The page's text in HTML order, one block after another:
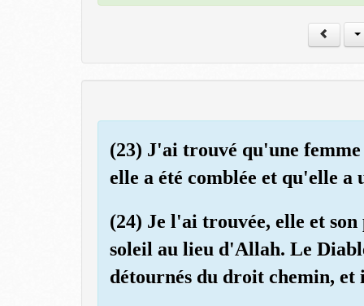
(23) J'ai trouvé qu'une
elle a été comblée et qu'elle
(24) Je l'ai trouvée, elle et
soleil au lieu d'Allah. Le
détournés du droit chemin, et